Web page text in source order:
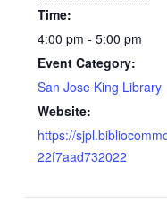
Time:
4:00 pm - 5:00 pm
Event Category:
San Jose King Library
Website:
https://
22f7aad732022